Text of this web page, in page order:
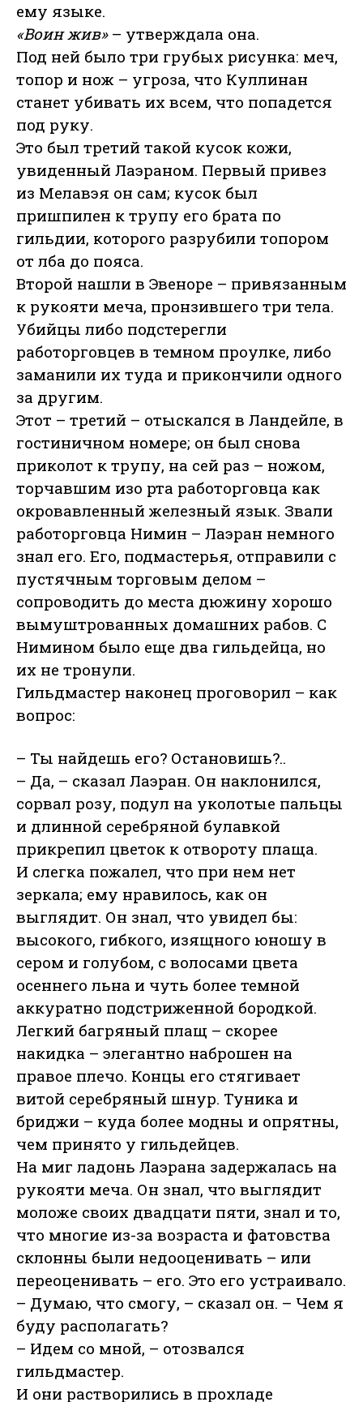
ему языке.
«Воин жив» – утверждала она.
Под ней было три грубых рисунка: меч,
топор и нож – угроза, что Куллинан
станет убивать их всем, что попадется
под руку.
Это был третий такой кусок кожи,
увиденный Лаэраном. Первый привез
из Мелавэя он сам; кусок был
пришпилен к трупу его брата по
гильдии, которого разрубили топором
от лба до пояса.
Второй нашли в Эвеноре – привязанным
к рукояти меча, пронзившего три тела.
Убийцы либо подстерегли
работорговцев в темном проулке, либо
заманили их туда и прикончили одного
за другим.
Этот – третий – отыскался в Ландейле, в
гостиничном номере; он был снова
приколот к трупу, на сей раз – ножом,
торчавшим изо рта работорговца как
окровавленный железный язык. Звали
работорговца Нимин – Лаэран немного
знал его. Его, подмастерья, отправили с
пустячным торговым делом –
сопроводить до места дюжину хорошо
вымуштрованных домашних рабов. С
Нимином было еще два гильдейца, но
их не тронули.
Гильдмастер наконец проговорил – как
вопрос:
– Ты найдешь его? Остановишь?..
– Да, – сказал Лаэран. Он наклонился,
сорвал розу, подул на уколотые пальцы
и длинной серебряной булавкой
прикрепил цветок к отвороту плаща.
И слегка пожалел, что при нем нет
зеркала; ему нравилось, как он
выглядит. Он знал, что увидел бы:
высокого, гибкого, изящного юношу в
сером и голубом, с волосами цвета
осеннего льна и чуть более темной
аккуратно подстриженной бородкой.
Легкий багряный плащ – скорее
накидка – элегантно наброшен на
правое плечо. Концы его стягивает
витой серебряный шнур. Туника и
бриджи – куда более модны и опрятны,
чем принято у гильдейцев.
На миг ладонь Лаэрана задержалась на
рукояти меча. Он знал, что выглядит
моложе своих двадцати пяти, знал и то,
что многие из-за возраста и фатовства
склонны были недооценивать – или
переоценивать – его. Это его устраивало.
– Думаю, что смогу, – сказал он. – Чем я
буду располагать?
– Идем со мной, – отозвался
гильдмастер.
И они растворились в прохладе